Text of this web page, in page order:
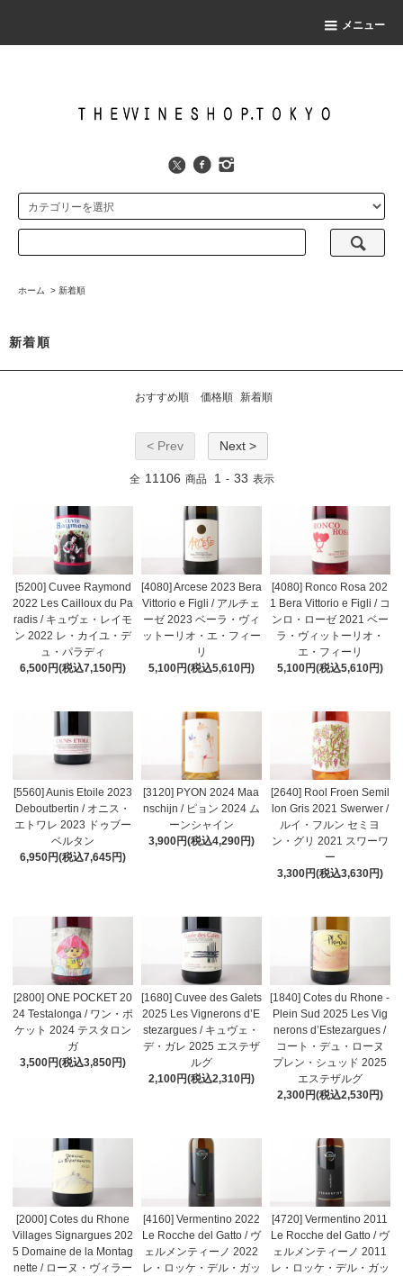
メニュー
ホーム > 新着順
新着順
おすすめ順 価格順 新着順
< Prev Next >
全 11106 商品 1 - 33 表示
[5200] Cuvee Raymond
2022 Les Cailloux du Pa
radis / キュヴェ・レイモ
ン 2022 レ・カイユ・デ
ュ・パラディ
6,500円(税込7,150円)
[4080] Arcese 2023 Bera
Vittorio e Figli / アルチェ
ーゼ 2023 ベーラ・ヴィ
ットーリオ・エ・フィー
リ
5,100円(税込5,610円)
[4080] Ronco Rosa 202
1 Bera Vittorio e Figli / コ
ンロ・ローゼ 2021 ベー
ラ・ヴィットーリオ・
エ・フィーリ
5,100円(税込5,610円)
[5560] Aunis Etoile 2023
Deboutbertin / オニス・
エトワレ 2023 ドゥブー
ベルタン
6,950円(税込7,645円)
[3120] PYON 2024 Maa
nschijn / ピョン 2024 ム
ーンシャイン
3,900円(税込4,290円)
[2640] Rool Froen Semil
lon Gris 2021 Swerwer /
ルイ・フルン セミヨ
ン・グリ 2021 スワーワ
ー
3,300円(税込3,630円)
[2800] ONE POCKET 20
24 Testalonga / ワン・ポ
ケット 2024 テスタロン
ガ
3,500円(税込3,850円)
[1680] Cuvee des Galets
2025 Les Vignerons d’E
stezargues / キュヴェ・
デ・ガレ 2025 エステザ
ルグ
2,100円(税込2,310円)
[1840] Cotes du Rhone -
Plein Sud 2025 Les Vig
nerons d’Estezargues /
コート・デュ・ローヌ
プレン・シュッド 2025
エステザルグ
2,300円(税込2,530円)
[2000] Cotes du Rhone
Villages Signargues 202
5 Domaine de la Montag
nette / ローヌ・ヴィラー
[4160] Vermentino 2022
Le Rocche del Gatto / ヴ
ェルメンティーノ 2022
レ・ロッケ・デル・ガッ
[4720] Vermentino 2011
Le Rocche del Gatto / ヴ
ェルメンティーノ 2011
レ・ロッケ・デル・ガッ